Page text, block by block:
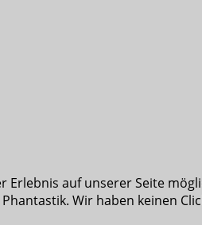
Erlebnis auf unserer Seite
Wir haben keinen